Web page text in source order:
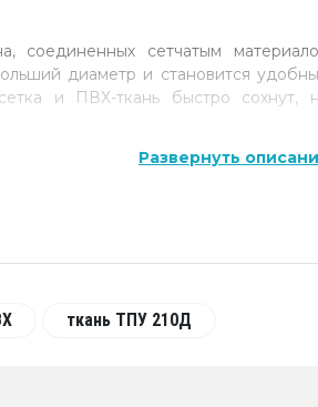
соединенных сетчатым
диаметр и становится
и ПВХ-ткань быстро сохнут,
Его легко собрать и
завода «ТаймТриал»
до оптовой партии. Отправим заказ
Развернуть
ткань ТПУ 210Д